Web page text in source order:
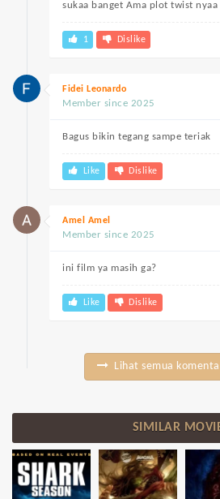
sukaa banget Ama plot twist nyaa
1 Dislike
Fidei Leonardo
Member since 2025
Bagus bikin tegang sampe teriak
Like Dislike
Amel Amel
Member since 2025
ini film ya masih ga?
Like Dislike
Lihat semua
SIMILAR